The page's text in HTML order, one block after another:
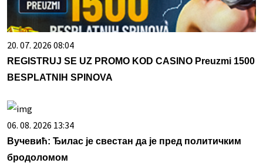
20. 07. 2026 08:04
REGISTRUJ SE UZ PROMO KOD CASINO Preuzmi 1500
BESPLATNIH SPINOVA
06. 08. 2026 13:34
Вучевић: Ђилас је свестан да је пред политичким
бродоломом